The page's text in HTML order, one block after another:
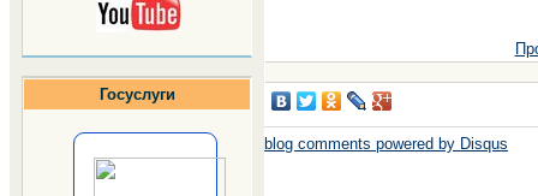
Госуслуги
blog comments powered by Disqus